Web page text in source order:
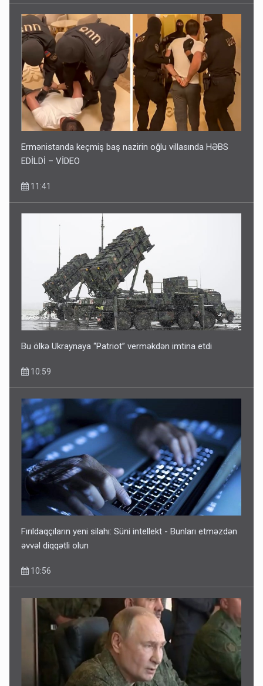
Ermənistanda keçmiş baş nazirin oğlu villasında HƏBS
EDİLDİ – VİDEO
11:41
Bu ölkə Ukraynaya “Patriot” verməkdən imtina etdi
10:59
Fırıldaqçıların yeni silahı: Süni intellekt - Bunları etməzdən
əvvəl diqqətli olun
10:56